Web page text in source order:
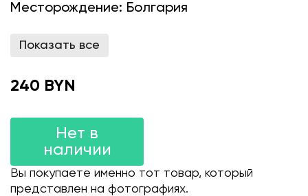
Месторождение: Болгария
Показать все
240 BYN
Нет в
наличии
Вы покупаете именно тот товар, который
представлен на фотографиях.